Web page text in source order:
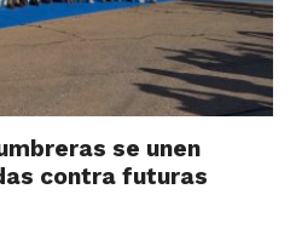
se unen
contra futuras